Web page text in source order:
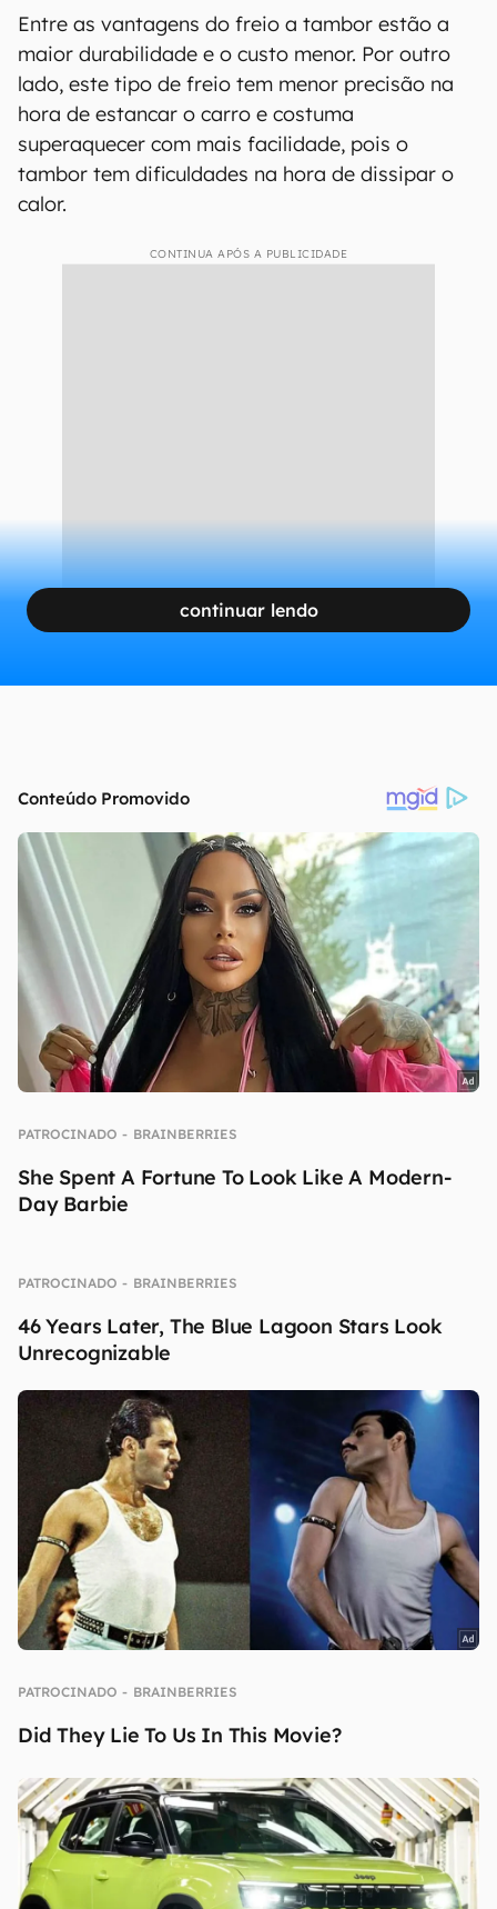
Entre as vantagens do freio a tambor estão a
maior durabilidade e o custo menor. Por outro
lado, este tipo de freio tem menor precisão na
hora de estancar o carro e costuma
superaquecer com mais facilidade, pois o
tambor tem dificuldades na hora de dissipar o
calor.
CONTINUA APÓS A PUBLICIDADE
continuar lendo